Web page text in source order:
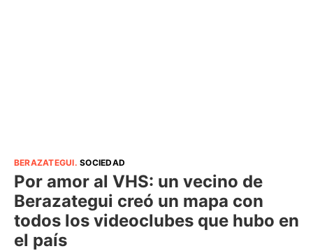
BERAZATEGUI.SOCIEDAD
Por amor al VHS: un vecino de
Berazategui creó un mapa con
todos los videoclubes que hubo en
el país